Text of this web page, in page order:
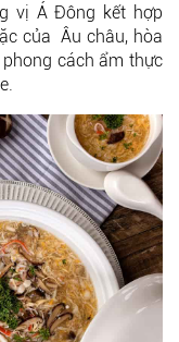
vị Á Đông kết hợp
của Âu châu, hòa
cách ẩm thực